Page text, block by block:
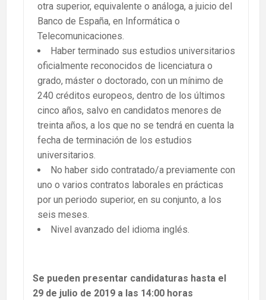
otra superior, equivalente o análoga, a juicio del
Banco de España, en Informática o
Telecomunicaciones.
Haber terminado sus estudios universitarios
oficialmente reconocidos de licenciatura o
grado, máster o doctorado, con un mínimo de
240 créditos europeos, dentro de los últimos
cinco años, salvo en candidatos menores de
treinta años, a los que no se tendrá en cuenta la
fecha de terminación de los estudios
universitarios.
No haber sido contratado/a previamente con
uno o varios contratos laborales en prácticas
por un periodo superior, en su conjunto, a los
seis meses.
Nivel avanzado del idioma inglés.
Se pueden presentar candidaturas hasta el
29 de julio de 2019 a las 14:00 horas